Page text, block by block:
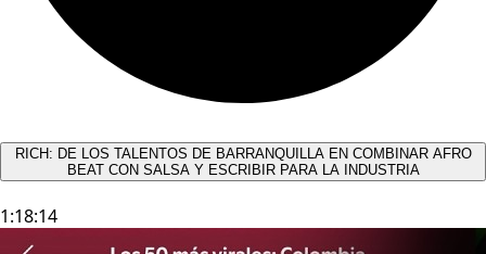
RICH: DE LOS TALENTOS DE BARRANQUILLA EN COMBINAR AFRO
BEAT CON SALSA Y ESCRIBIR PARA LA INDUSTRIA
1:18:14